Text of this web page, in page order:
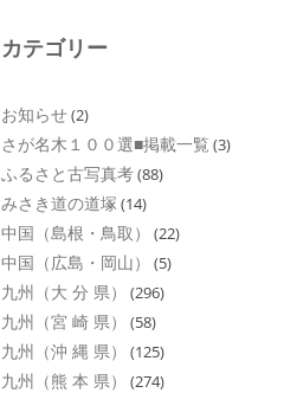
カテゴリー
お知らせ(2)
さが名木１００選■掲載一覧 (3)
ふるさと古写真考(88)
みさき道の道塚 (14)
中国（島根・鳥取） (22)
中国（広島・岡山） (5)
九州（大 分 県） (296)
九州（宮 崎 県） (58)
九州（沖 縄 県） (125)
九州（熊 本 県） (274)